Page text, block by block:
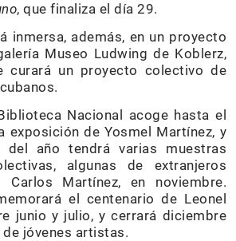
, que finaliza el día 29.
inmersa, además, en un proyecto
Museo Ludwing de Koblerz,
curará un proyecto colectivo de
Nacional acoge hasta el
exposición de Yosmel Martínez, y
año tendrá varias muestras
algunas de extranjeros
Martínez, en noviembre.
el centenario de Leonel
junio y julio, y cerrará diciembre
jóvenes artistas.